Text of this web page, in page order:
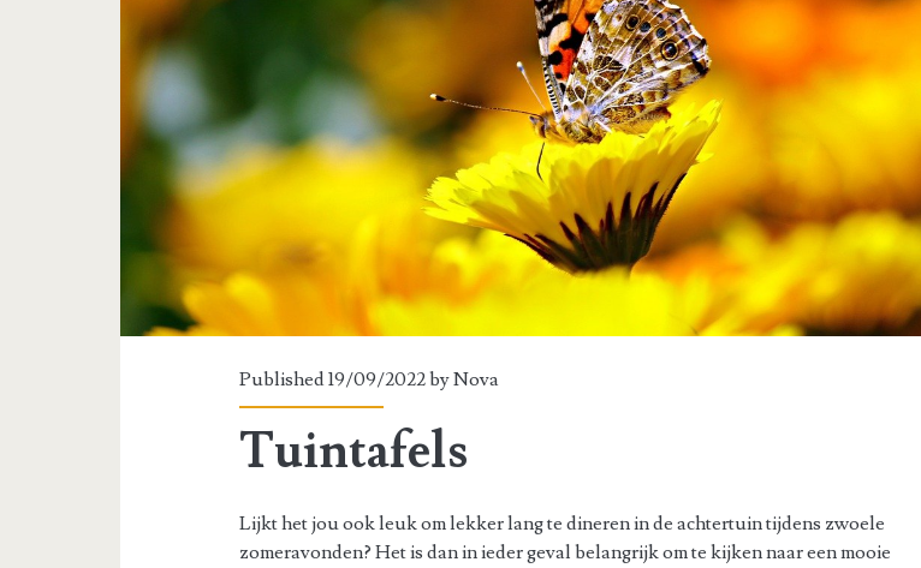
Published 19/09/2022 byNova
Tuintafels
Lijkt het jou ook leuk om lekker lang te dineren in de achtertuin tijdens zwoele
zomeravonden? Het is dan in ieder geval belangrijk om te kijken naar een mooie